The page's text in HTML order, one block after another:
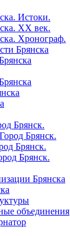
Истоки.
XX век.
Хронограф.
Брянска
Брянск.
Брянск.
Брянск.
Брянск.
Брянска
объединения